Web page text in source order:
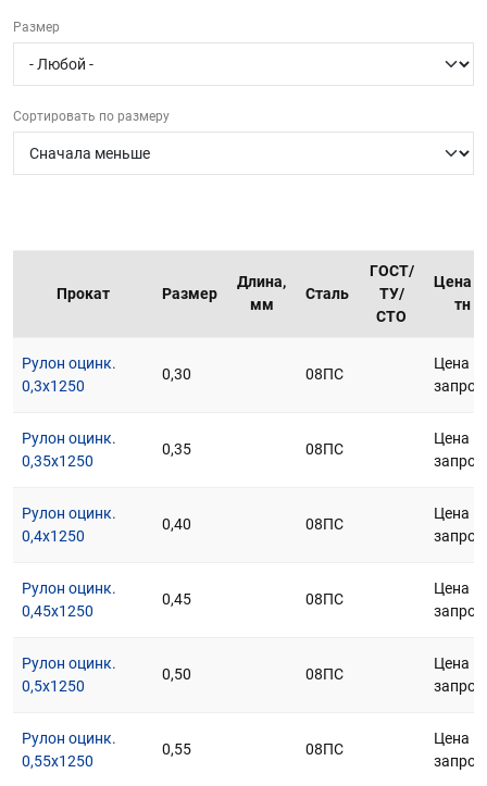
Обратный вызов
Размер
Сортировать по размеру
Прокат Размер
Длина,
мм
Сталь
ГОСТ/
ТУ/
СТО
Цена
тн
Рулон оцинк.
0,3х1250
0,30 08ПС
Цена
Рулон оцинк.
0,35х1250
0,35 08ПС
Цена
Рулон оцинк.
0,4х1250
0,40 08ПС
Цена
Рулон оцинк.
0,45х1250
0,45 08ПС
Цена
Рулон оцинк.
0,5х1250
0,50 08ПС
Цена
Рулон оцинк.
0,55х1250
0,55 08ПС
Цена